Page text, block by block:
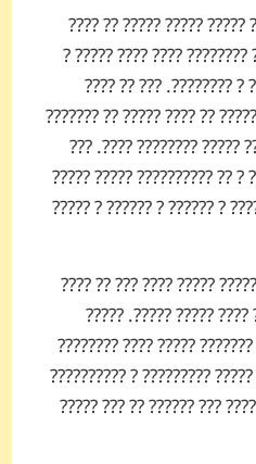
????? ???? ???? ?????
???. ????? ????? ??
????: ???? ??????????
?????? ?????? ????? ?????
?????????: ??? ????? ??
???? ?? ?? ?????? ???? ?
?????? ? ????? ? ??????
??????? ????? ?? ????????
???? ?? ?????? ?? ???
? ???? ?? ??????? ?????
??????? ?? ???????? ? ????
???? ????? ???? ??? ?? ???